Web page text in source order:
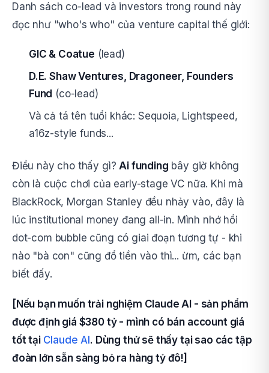
Danh sách co-lead và investors trong round này
đọc như "who's who" của venture capital thế giới:
GIC & Coatue (lead)
D.E. Shaw Ventures, Dragoneer, Founders
Fund (co-lead)
Và cả tá tên tuổi khác: Sequoia, Lightspeed,
a16z-style funds...
Điều này cho thấy gì?Ai funding bây giờ không
còn là cuộc chơi của early-stage VC nữa. Khi mà
BlackRock, Morgan Stanley đều nhảy vào, đây là
lúc institutional money đang all-in. Mình nhớ hồi
dot-com bubble cũng có giai đoạn tương tự - khi
nào "bà con" cũng đổ tiền vào thì... ừm, các bạn
biết đấy.
[Nếu bạn muốn trải nghiệm Claude AI - sản phẩm
được định giá $380 tỷ - mình có bán account giá
tốt tại Claude AI . Dùng thử sẽ thấy tại sao các tập
đoàn lớn sẵn sàng bỏ ra hàng tỷ đô!]